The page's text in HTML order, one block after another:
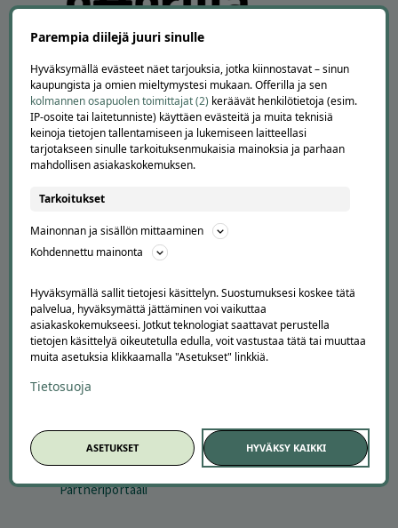
APUA JA NEUVOJA
Peruuta tilaus
Kuinka Offerilla toimii
Suosittele Offerillaa
Tietoa meistä
Ajankohtaista
Tilaa uutiskirje
Avoimet työpaikat
Offerilla mediassa
Markkinoi Offerillassa
Vaikuttajayhteistyö
Partneriportaali
Parempia diilejä juuri sinulle
Hyväksymällä evästeet näet tarjouksia, jotka kiinnostavat – sinun
kaupungista ja omien mieltymystesi mukaan. Offerilla ja sen
kolmannen osapuolen toimittajat (2) keräävät henkilötietoja (esim.
IP-osoite tai laitetunniste) käyttäen evästeitä ja muita teknisiä
keinoja tietojen tallentamiseen ja lukemiseen laitteellasi
tarjotakseen sinulle tarkoituksenmukaisia mainoksia ja parhaan
mahdollisen asiakaskokemuksen.
Tarkoitukset
Mainonnan ja sisällön mittaaminen
Kohdennettu mainonta
Hyväksymällä sallit tietojesi käsittelyn. Suostumuksesi koskee tätä
palvelua, hyväksymättä jättäminen voi vaikuttaa
asiakaskokemukseesi. Jotkut teknologiat saattavat perustella
tietojen käsittelyä oikeutetulla edulla, voit vastustaa tätä tai muuttaa
muita asetuksia klikkaamalla "Asetukset" linkkiä.
Tietosuoja
ASETUKSET HYVÄKSY KAIKKI